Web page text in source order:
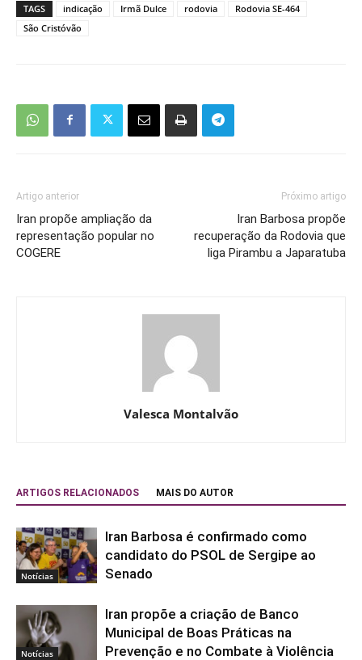
TAGS indicação Irmã Dulce rodovia
Rodovia SE-464
São Cristóvão
Artigo anterior
Iran propõe ampliação da
representação popular no
COGERE
Próximo artigo
Iran Barbosa propõe
recuperação da Rodovia que
liga Pirambu a Japaratuba
Valesca Montalvão
ARTIGOS RELACIONADOS MAIS DO AUTOR
Notícias
Iran Barbosa é confirmado como
candidato do PSOL de Sergipe ao
Senado
Notícias
Iran propõe a criação de Banco
Municipal de Boas Práticas na
Prevenção e no Combate à Violência